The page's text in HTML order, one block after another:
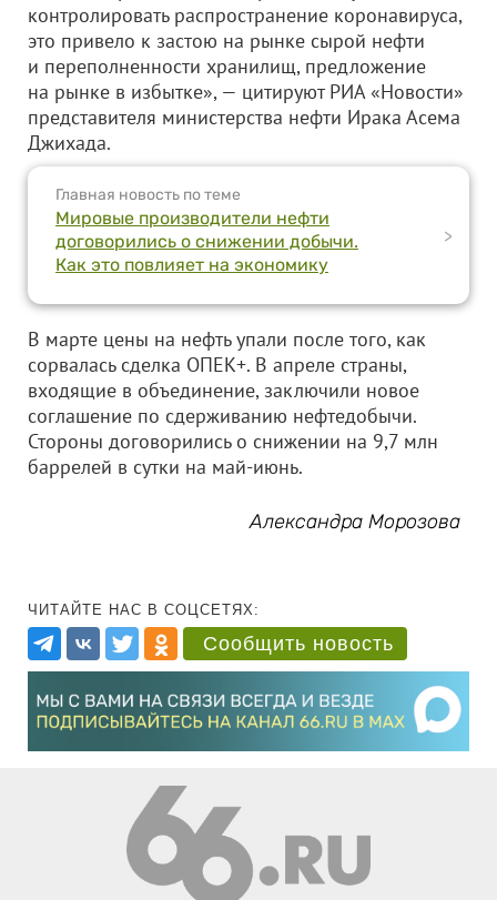
контролировать распространение коронавируса,
это привело к застою на рынке сырой нефти
и переполненности хранилищ, предложение
на рынке в избытке», — цитируют РИА «Новости»
представителя министерства нефти Ирака Асема
Джихада.
Главная новость по теме
Мировые производители нефти
договорились о снижении добычи.
Как это повлияет на экономику
>
В марте цены на нефть упали после того, как
сорвалась сделка ОПЕК+. В апреле страны,
входящие в объединение, заключили новое
соглашение по сдерживанию нефтедобычи.
Стороны договорились о снижении на 9,7 млн
баррелей в сутки на май-июнь.
Александра Морозова
ЧИТАЙТЕ НАС В СОЦСЕТЯХ:
Сообщить новость